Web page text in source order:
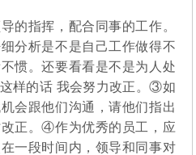
的指挥，配合同事的工作。
分析是不是自己工作做得不
惯。还要看看是不是为人处
样的话 我会努力改正。③如
会跟他们沟通，请他们指出
正。④作为优秀的员工，应
一段时间内，领导和同事对